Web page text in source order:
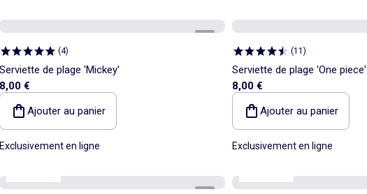
(4)
Serviette de plage 'Mickey'
8,00 €
Ajouter au panier
Exclusivement en ligne
(11 )
Serviette de plage 'One piece'
8,00 €
Ajouter au panier
Exclusivement en ligne